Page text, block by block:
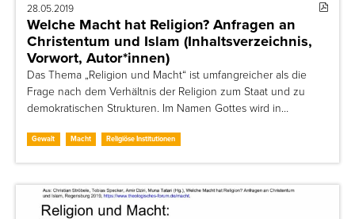
28.05.2019
Welche Macht hat Religion? Anfragen an
Christentum und Islam (Inhaltsverzeichnis,
Vorwort, Autor*innen)
Das Thema „Religion und Macht“ ist umfangreicher als die
Frage nach dem Verhältnis der Religion zum Staat und zu
demokratischen Strukturen. Im Namen Gottes wird in…
Gewalt Macht Religiöse Institutionen